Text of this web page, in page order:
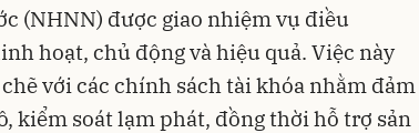
(NHNN) được giao nhiệm vụ điều
hoạt, chủ động và hiệu quả. Việc này
với các chính sách tài khóa nhằm đảm
kiểm soát lạm phát, đồng thời hỗ trợ sản